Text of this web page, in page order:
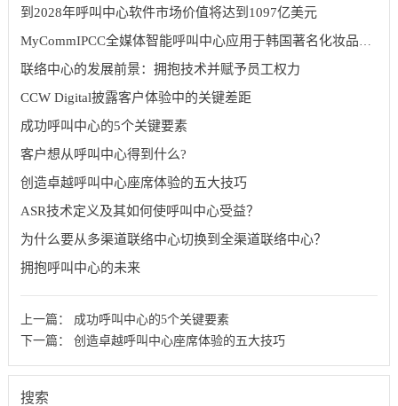
到2028年呼叫中心软件市场价值将达到1097亿美元
联络中心的发展前景：拥抱技术并赋予员工权力
CCW Digital披露客户体验中的关键差距
成功呼叫中心的5个关键要素
客户想从呼叫中心得到什么?
创造卓越呼叫中心座席体验的五大技巧
ASR技术定义及其如何使呼叫中心受益？
为什么要从多渠道联络中心切换到全渠道联络中心？
拥抱呼叫中心的未来
上一篇： 成功呼叫中心的5个关键要素
下一篇： 创造卓越呼叫中心座席体验的五大技巧
搜索